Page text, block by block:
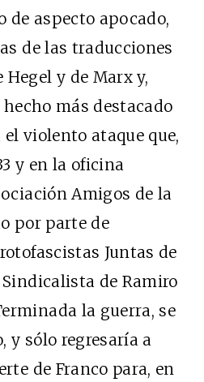
aspecto apocado,
de las traducciones
y de Marx y,
más destacado
violento ataque que,
y en la oficina
Amigos de la
por parte de
Juntas de
de Ramiro
la guerra, se
y sólo regresaría a
de Franco para, en